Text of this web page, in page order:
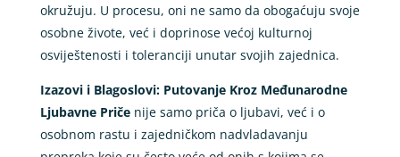
okružuju. U procesu, oni ne samo da obogaćuju svoje
osobne živote, već i doprinose većoj kulturnoj
osviještenosti i toleranciji unutar svojih zajednica.
Izazovi i Blagoslovi: Putovanje Kroz Međunarodne
Ljubavne Pričenije samo priča o ljubavi, već i o
osobnom rastu i zajedničkom nadvladavanju